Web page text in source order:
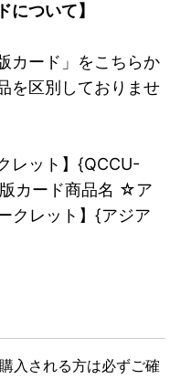
について】
カード」をこちらか
を区別しておりませ
レット】{QCCU-
カード商品名 ☆ア
クレット】{アジア
入される方は必ずご確